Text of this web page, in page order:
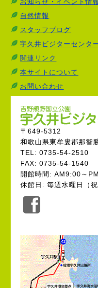
自然情報
スタッフブログ
宇久井ビジターセンタ
関連リンク
本サイトについて
お問い合わせ
〒649-5312
和歌山県東牟婁郡那智
TEL: 0735-54-2510
FAX: 0735-54-1540
開館時間: AM9:00～
休館日: 毎週水曜日（
式